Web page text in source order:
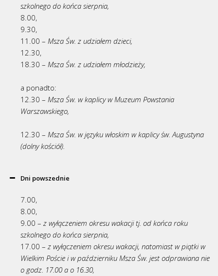
szkolnego do końca sierpnia,
8.00,
9.30,
11.00 – Msza Św. z udziałem dzieci,
12.30,
18.30 – Msza Św. z udziałem młodzieży,
a ponadto:
12.30 – Msza Św. w kaplicy w Muzeum Powstania
Warszawskiego,
12.30 – Msza Św. w języku włoskim w kaplicy św. Augustyna
(dolny kościół).
Dni powszednie
7.00,
8.00,
9.00 – z wyłączeniem okresu wakacji tj. od końca roku
szkolnego do końca sierpnia,
17.00 – z wyłączeniem okresu wakacji, natomiast w piątki w
Wielkim Poście i w październiku Msza Św. jest odprawiana nie
o godz. 17.00 a o 16.30,